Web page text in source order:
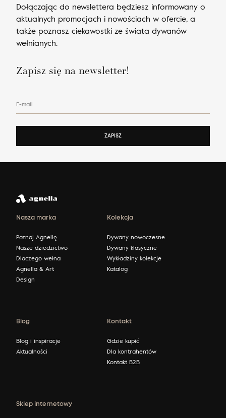
Dołączając do newslettera będziesz informowany o
aktualnych promocjach i nowościach w ofercie, a
także poznasz ciekawostki ze świata dywanów
wełnianych.
Zapisz się na newsletter!
E-mail
ZAPISZ
Nasza marka
Poznaj Agnellę
Nasze dziedzictwo
Dlaczego wełna
Agnella & Art
Design
Kolekcja
Dywany nowoczesne
Dywany klasyczne
Wykładziny kolekcje
Katalog
Blog
Blog i inspiracje
Aktualności
Kontakt
Gdzie kupić
Dla kontrahentów
Kontakt B2B
Sklep internetowy